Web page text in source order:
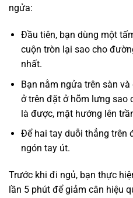
ngửa:
Đầu tiên, bạn dùng một
cuộn tròn lại sao cho
nhất.
Bạn nằm ngửa trên sàn
ở trên đặt ở hõm lưng sao
là được, mặt hướng lên
Để hai tay duỗi thẳng trên
ngón tay út.
Trước khi đi ngủ, bạn thực
lần 5 phút để giảm cân hiệu